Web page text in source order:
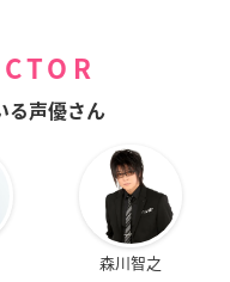
る声優さん
森川智之